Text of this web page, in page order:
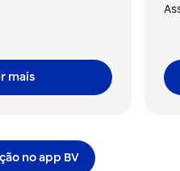
mais
no app BV